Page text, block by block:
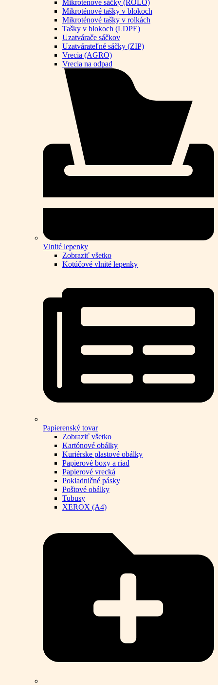
Mikroténové sáčky (ROLO)
Mikroténové tašky v blokoch
Mikroténové tašky v rolkách
Tašky v blokoch (LDPE)
Uzatvárače sáčkov
Uzatvárateľné sáčky (ZIP)
Vrecia (AGRO)
Vrecia na odpad
Vlnité lepenky
Zobraziť všetko
Kotúčové vlnité lepenky
Papierenský tovar
Zobraziť všetko
Kartónové obálky
Kuriérske plastové obálky
Papierové boxy a riad
Papierové vrecká
Pokladničné pásky
Poštové obálky
Tubusy
XEROX (A4)